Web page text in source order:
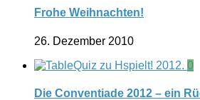
Frohe Weihnachten!
26. Dezember 2010
0
Die Conventiade 2012 – ein